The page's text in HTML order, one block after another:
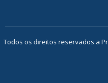
Todos os direitos